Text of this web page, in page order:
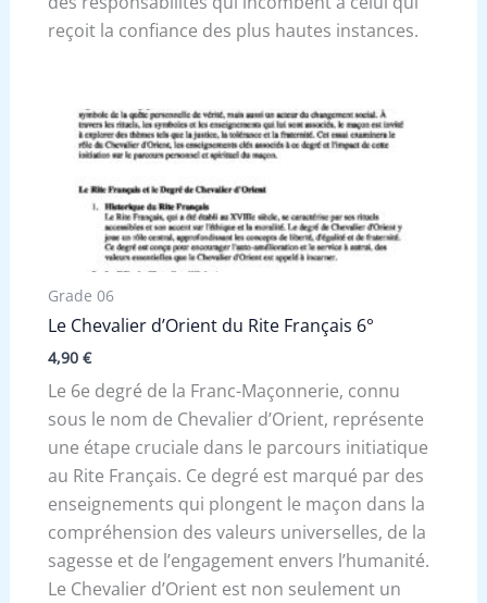
reçoit la confiance des plus hautes instances.
Grade 06
Le Chevalier d’Orient du Rite Français 6°
4,90 €
Le 6e degré de la Franc-Maçonnerie, connu
sous le nom de Chevalier d’Orient, représente
une étape cruciale dans le parcours initiatique
au Rite Français. Ce degré est marqué par des
enseignements qui plongent le maçon dans la
compréhension des valeurs universelles, de la
sagesse et de l’engagement envers l’humanité.
Le Chevalier d’Orient est non seulement un